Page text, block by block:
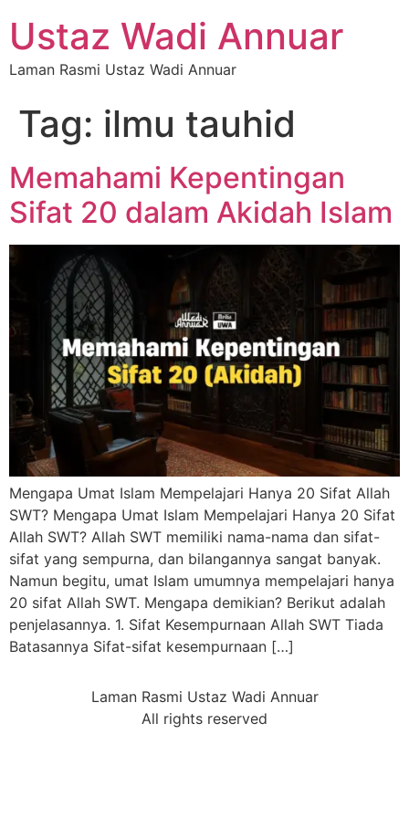
Ustaz Wadi Annuar
Laman Rasmi Ustaz Wadi Annuar
Tag: ilmu tauhid
Memahami Kepentingan
Sifat 20 dalam Akidah Islam
Mengapa Umat Islam Mempelajari Hanya 20 Sifat Allah
SWT? Mengapa Umat Islam Mempelajari Hanya 20 Sifat
Allah SWT? Allah SWT memiliki nama-nama dan sifat-
sifat yang sempurna, dan bilangannya sangat banyak.
Namun begitu, umat Islam umumnya mempelajari hanya
20 sifat Allah SWT. Mengapa demikian? Berikut adalah
penjelasannya. 1. Sifat Kesempurnaan Allah SWT Tiada
Batasannya ⁠Sifat-sifat kesempurnaan […]
Laman Rasmi Ustaz Wadi Annuar
All rights reserved